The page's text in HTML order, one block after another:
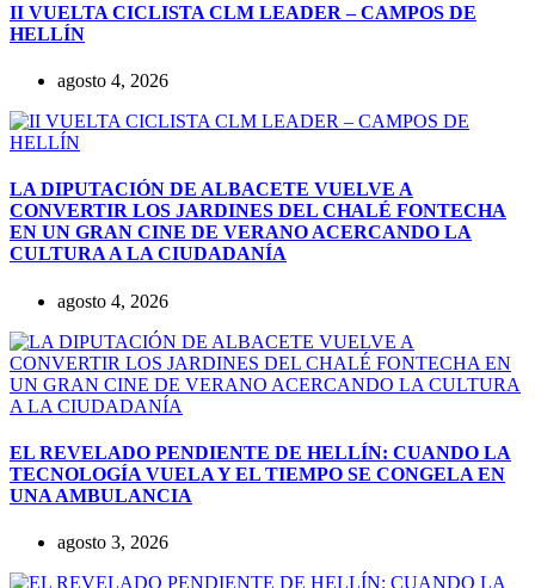
II VUELTA CICLISTA CLM LEADER – CAMPOS DE
HELLÍN
agosto 4, 2026
LA DIPUTACIÓN DE ALBACETE VUELVE A
CONVERTIR LOS JARDINES DEL CHALÉ FONTECHA
EN UN GRAN CINE DE VERANO ACERCANDO LA
CULTURA A LA CIUDADANÍA
agosto 4, 2026
EL REVELADO PENDIENTE DE HELLÍN: CUANDO LA
TECNOLOGÍA VUELA Y EL TIEMPO SE CONGELA EN
UNA AMBULANCIA
agosto 3, 2026